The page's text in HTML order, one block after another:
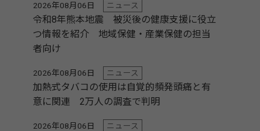
2026年08月06日 ニュース
令和8年熊本地震 被災後の健康支援に役立
つ情報を紹介 地域保健・産業保健の担当
者向け
2026年08月06日 ニュース
加熱式タバコの使用は自覚的頻発頭痛と有
意に関連 2万人の調査で判明
2026年08月06日 ニュース